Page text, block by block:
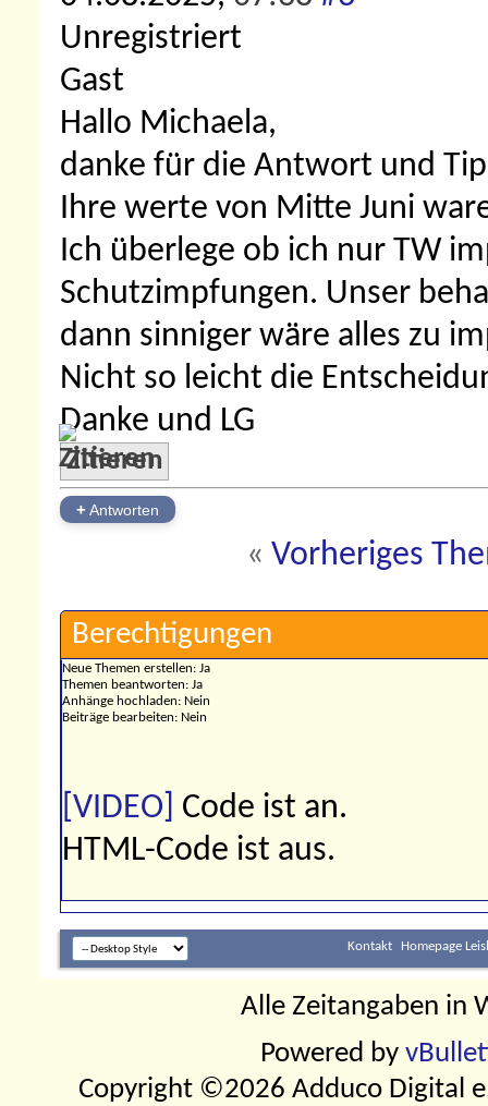
Unregistriert
Gast
Hallo Michaela,
danke für die Antwort und
Ihre werte von Mitte Juni
Ich überlege ob ich nur TW
Schutzimpfungen. Unser
dann sinniger wäre alles zu
Nicht so leicht die
Danke und LG
Zitieren
+Antworten
« Vorheriges
Berechtigungen
Neue Themen erstellen: Ja
Themen beantworten: Ja
Anhänge hochladen: Nein
Beiträge bearbeiten: Nein
[VIDEO] Code ist an.
HTML-Code ist aus.
Kontakt Homepage
Alle Zeitangaben in
Powered by
Copyright ©2026 Adduco Digital